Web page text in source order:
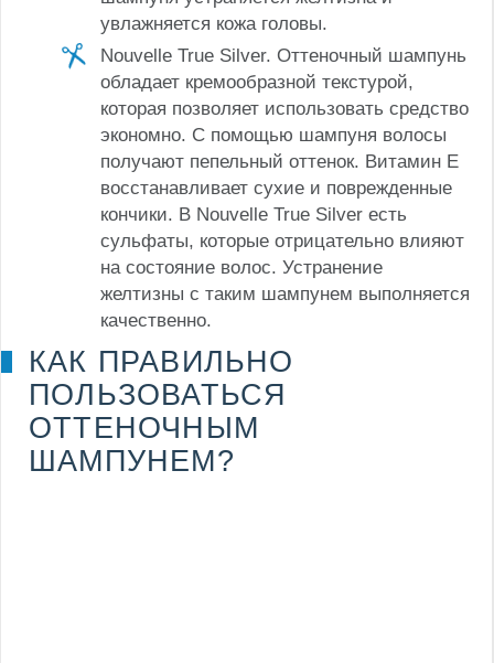
увлажняется кожа головы.
Nouvelle True Silver. Оттеночный шампунь
обладает кремообразной текстурой,
которая позволяет использовать средство
экономно. С помощью шампуня волосы
получают пепельный оттенок. Витамин Е
восстанавливает сухие и поврежденные
кончики. В Nouvelle True Silver есть
сульфаты, которые отрицательно влияют
на состояние волос. Устранение
желтизны с таким шампунем выполняется
качественно.
КАК ПРАВИЛЬНО
ПОЛЬЗОВАТЬСЯ
ОТТЕНОЧНЫМ
ШАМПУНЕМ?